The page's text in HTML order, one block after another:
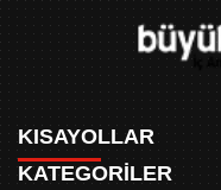
KISAYOLLAR
KATEGORİLER